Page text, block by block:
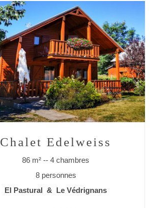
Chalet Edelweiss
86 m² -- 4 chambres
8 personnes
El Pastural & Le Védrignans